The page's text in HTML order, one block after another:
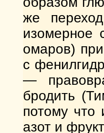
же
изомерное
омаров)
с
—
бродить
потому что
азот и